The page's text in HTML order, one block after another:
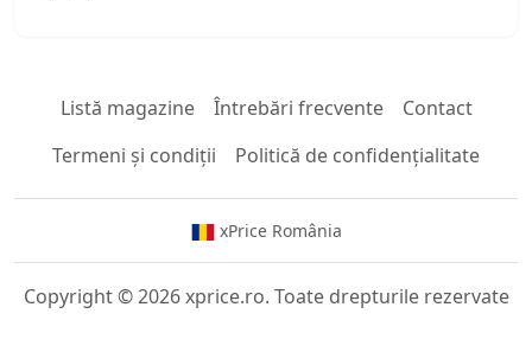
Listă magazine Întrebări frecvente
Contact
Termeni și condiții
Politică de confidențialitate
xPrice România
Copyright © 2026 xprice.ro. Toate drepturile rezervate